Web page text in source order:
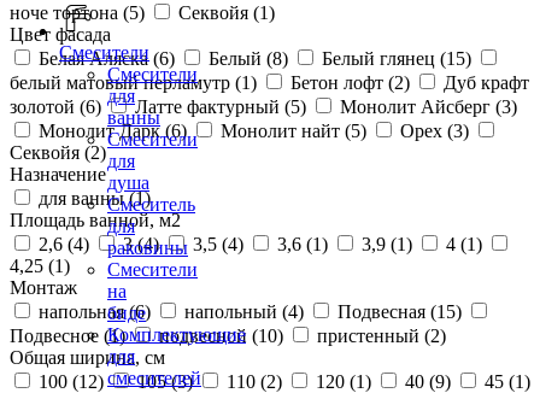
Смесители
Смесители
для
ванны
Смесители
для
душа
Смеситель
для
раковины
Смесители
на
биде
Комплектующие
для
смесителей
ноче тортона (5) Секвойя (1)
Цвет фасада
Белая Аляска (6) Белый (8) Белый глянец (15)
белый матовый перламутр (1) Бетон лофт (2)
Дуб крафт
золотой (6) Латте фактурный (5) Монолит Айсберг (3)
Монолит Дарк (6) Монолит найт (5) Орех (3)
Секвойя (2)
Назначение
для ванны (1)
Площадь ванной, м2
2,6 (4) 3 (4) 3,5 (4) 3,6 (1) 3,9 (1) 4 (1)
4,25 (1)
Монтаж
напольная (6) напольный (4) Подвесная (15)
Подвесное (1) подвесной (10) пристенный (2)
Общая ширина, см
100 (12) 105 (3) 110 (2) 120 (1) 40 (9) 45 (1)